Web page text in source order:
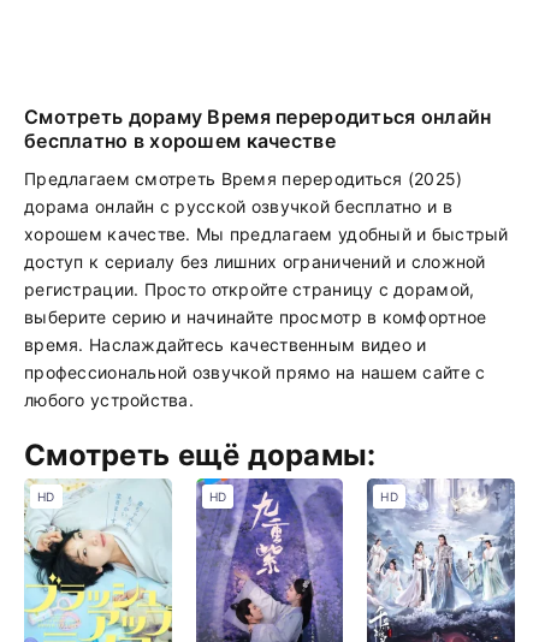
Смотреть дораму Время переродиться онлайн
бесплатно в хорошем качестве
Предлагаем смотреть Время переродиться (2025)
дорама онлайн с русской озвучкой бесплатно и в
хорошем качестве. Мы предлагаем удобный и быстрый
доступ к сериалу без лишних ограничений и сложной
регистрации. Просто откройте страницу с дорамой,
выберите серию и начинайте просмотр в комфортное
время. Наслаждайтесь качественным видео и
профессиональной озвучкой прямо на нашем сайте с
любого устройства.
Смотреть ещё дорамы:
HD HD HD